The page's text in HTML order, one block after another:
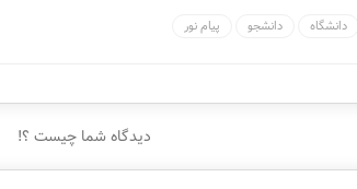
دانشگاه دانشجو پیام نور